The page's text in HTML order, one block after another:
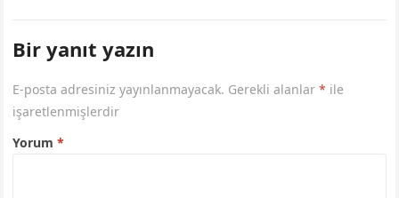
Bir yanıt yazın
E-posta adresiniz yayınlanmayacak. Gerekli alanlar* ile
işaretlenmişlerdir
Yorum*